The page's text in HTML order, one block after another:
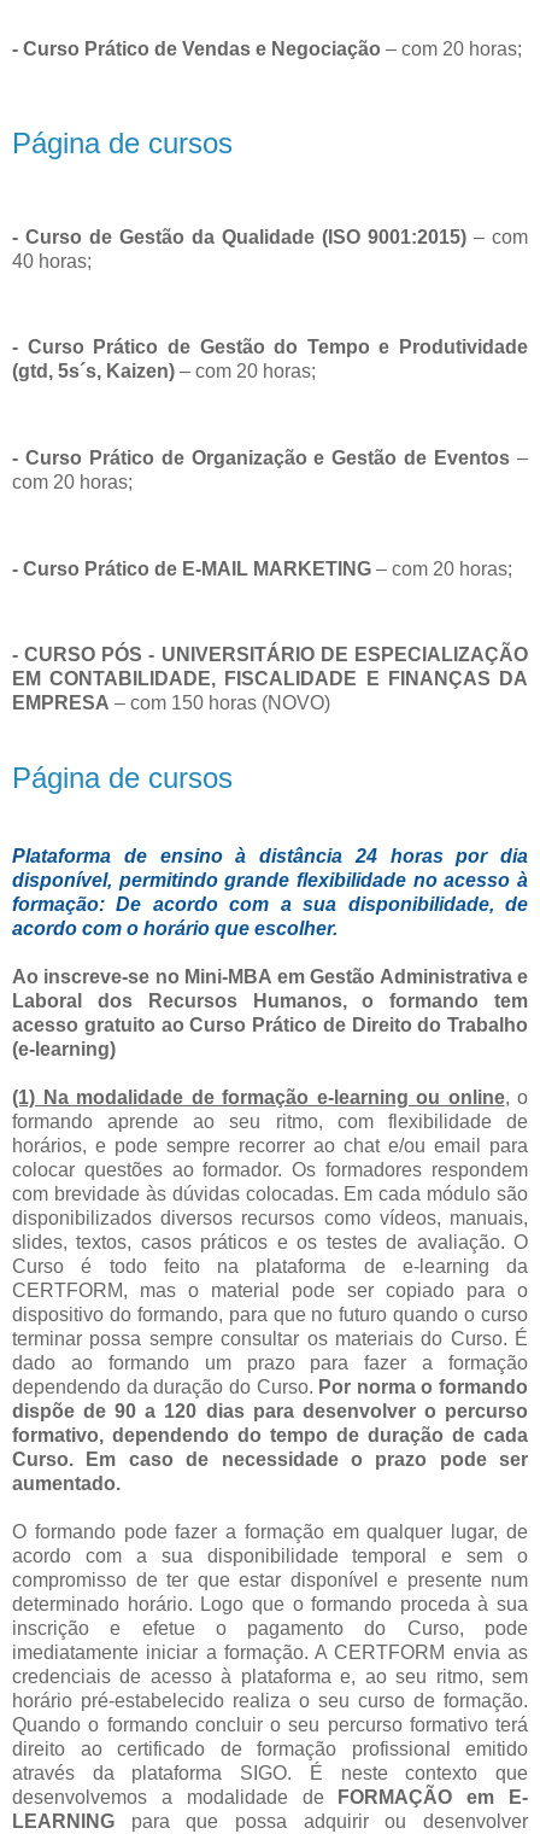
- Curso Prático de Vendas e Negociação – com 20 horas;
Página de cursos
- Curso de Gestão da Qualidade (ISO 9001:2015) – com
40 horas;
- Curso Prático de Gestão do Tempo e Produtividade
(gtd, 5s´s, Kaizen) – com 20 horas;
- Curso Prático de Organização e Gestão de Eventos –
com 20 horas;
- Curso Prático de E-MAIL MARKETING – com 20 horas;
- CURSO PÓS - UNIVERSITÁRIO DE ESPECIALIZAÇÃO
EM CONTABILIDADE, FISCALIDADE E FINANÇAS DA
EMPRESA – com 150 horas (NOVO)
Página de cursos
Plataforma de ensino à distância 24 horas por dia
disponível, permitindo grande flexibilidade no acesso à
formação: De acordo com a sua disponibilidade, de
acordo com o horário que escolher.
Ao inscreve-se no Mini-MBA em Gestão Administrativa e
Laboral dos Recursos Humanos, o formando tem
acesso gratuito ao Curso Prático de Direito do Trabalho
(e-learning)
(1) Na modalidade de formação e-learning ou online, o
formando aprende ao seu ritmo, com flexibilidade de
horários, e pode sempre recorrer ao chat e/ou email para
colocar questões ao formador. Os formadores respondem
com brevidade às dúvidas colocadas. Em cada módulo são
disponibilizados diversos recursos como vídeos, manuais,
slides, textos, casos práticos e os testes de avaliação. O
Curso é todo feito na plataforma de e-learning da
CERTFORM, mas o material pode ser copiado para o
dispositivo do formando, para que no futuro quando o curso
terminar possa sempre consultar os materiais do Curso. É
dado ao formando um prazo para fazer a formação
dependendo da duração do Curso. Por norma o formando
dispõe de 90 a 120 dias para desenvolver o percurso
formativo, dependendo do tempo de duração de cada
Curso. Em caso de necessidade o prazo pode ser
aumentado.
O formando pode fazer a formação em qualquer lugar, de
acordo com a sua disponibilidade temporal e sem o
compromisso de ter que estar disponível e presente num
determinado horário. Logo que o formando proceda à sua
inscrição e efetue o pagamento do Curso, pode
imediatamente iniciar a formação. A CERTFORM envia as
credenciais de acesso à plataforma e, ao seu ritmo, sem
horário pré-estabelecido realiza o seu curso de formação.
Quando o formando concluir o seu percurso formativo terá
direito ao certificado de formação profissional emitido
através da plataforma SIGO. É neste contexto que
desenvolvemos a modalidade deFORMAÇÃO em E-
LEARNING para que possa adquirir ou desenvolver